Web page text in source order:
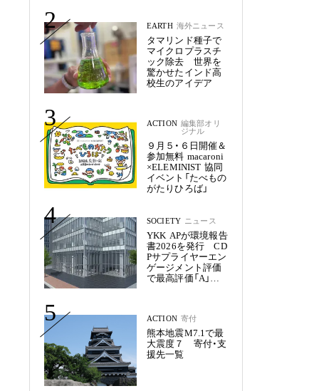
2 EARTH 海外ニュース
タマリンド種子で
マイクロプラスチ
ック除去 世界を
驚かせたインド高
校生のアイデア
3 ACTION 編集部オリ
ジナル
９月５・６日開催＆
参加無料 macaroni
×ELEMINIST 協同
イベント「たべもの
がたりひろば」
4 SOCIETY ニュース
YKK APが環境報告
書2026を発行 CD
Pサプライヤーエン
ゲージメント評価
で最高評価「A」を
5 ACTION 寄付
熊本地震M7.1で最
大震度７ 寄付・支
援先一覧